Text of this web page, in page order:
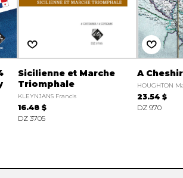
Sicilienne et Marche
Triomphale
KLEYNJANS Francis
16.48 $
DZ 3705
A
HOUGHTON
23.54 $
DZ 970